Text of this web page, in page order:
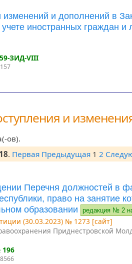
и дополнений в
иностранных граждан
ЗИД-VIII
и
ов).
18. Первая Предыдущая 1 2
Перечня должностей в
право на занятие
образовании
редакция № 2
(30.03.2023) № 1273 [сайт]
Приднестровской